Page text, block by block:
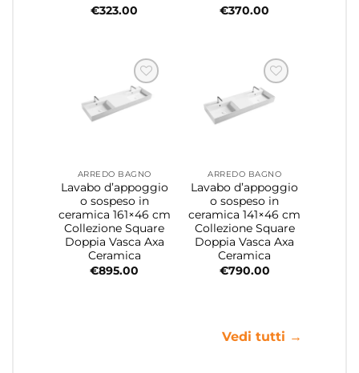
€323.00
€370.00
ARREDO BAGNO
Lavabo d’appoggio
o sospeso in
ceramica 161×46 cm
Collezione Square
Doppia Vasca Axa
Ceramica
€895.00
ARREDO BAGNO
Lavabo d’appoggio
o sospeso in
ceramica 141×46 cm
Collezione Square
Doppia Vasca Axa
Ceramica
€790.00
Vedi tutti →